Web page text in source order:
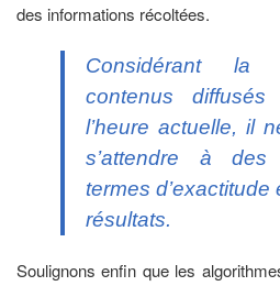
des informations récoltées.
Considérant la
contenus
l’heure actuelle, il
s’attendre à
termes
résultats.
Soulignons enfin que les